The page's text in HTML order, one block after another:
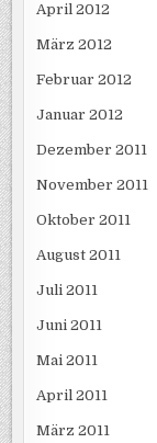
April 2012
März 2012
Februar 2012
Januar 2012
Dezember 2011
November 2011
Oktober 2011
August 2011
Juli 2011
Juni 2011
Mai 2011
April 2011
März 2011